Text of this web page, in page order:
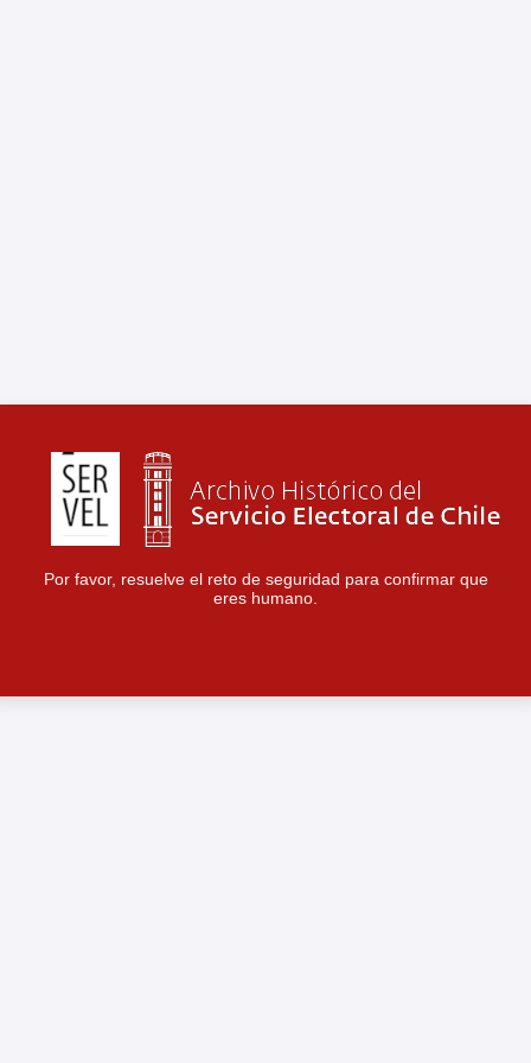
Por favor, resuelve el reto de seguridad para confirmar que
eres humano.